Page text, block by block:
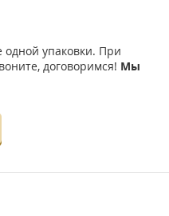
упаковки. При
договоримся! Мы